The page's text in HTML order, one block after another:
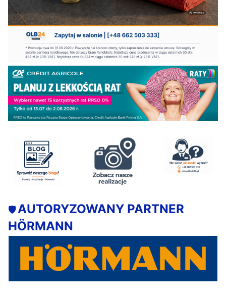
🛡️AUTORYZOWANY PARTNER
HÖRMANN